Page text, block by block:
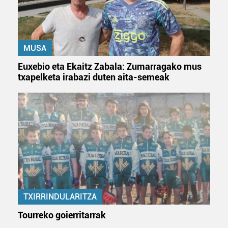
erabiltzeko baimen esplizitua ematen diguzu.Gehiago
irakurri
MUSA
Euxebio eta Ekaitz Zabala: Zumarragako mus
txapelketa irabazi duten aita-semeak
TXIRRINDULARITZA
Tourreko goierritarrak